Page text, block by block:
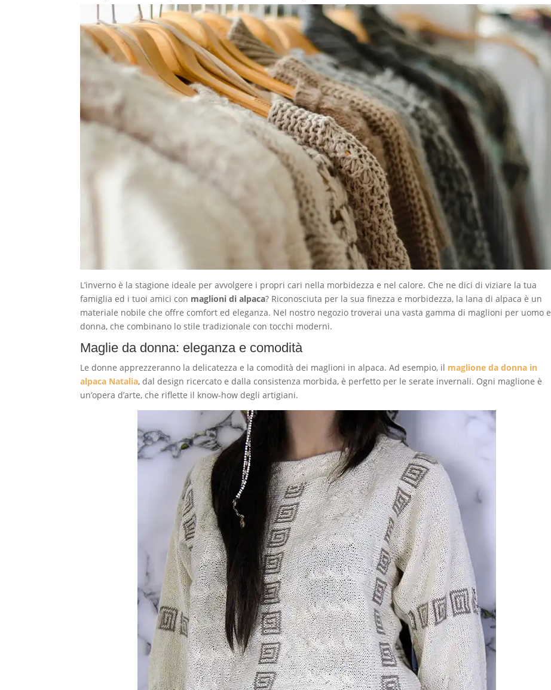
L’inverno è la stagione ideale per avvolgere i propri cari nella morbidezza e nel calore. Che ne dici di viziare la tua
famiglia ed i tuoi amici con maglioni di alpaca? Riconosciuta per la sua finezza e morbidezza, la lana di alpaca è un
materiale nobile che offre comfort ed eleganza. Nel nostro negozio troverai una vasta gamma di maglioni per uomo e
donna, che combinano lo stile tradizionale con tocchi moderni.
Maglie da donna: eleganza e comodità
Le donne apprezzeranno la delicatezza e la comodità dei maglioni in alpaca. Ad esempio, il maglione da donna in
alpaca Natalia, dal design ricercato e dalla consistenza morbida, è perfetto per le serate invernali. Ogni maglione è
un’opera d’arte, che riflette il know-how degli artigiani.